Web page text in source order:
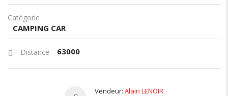
Catégorie
CAMPING CAR
Distance 63000
Vendeur: Alain LENOIR